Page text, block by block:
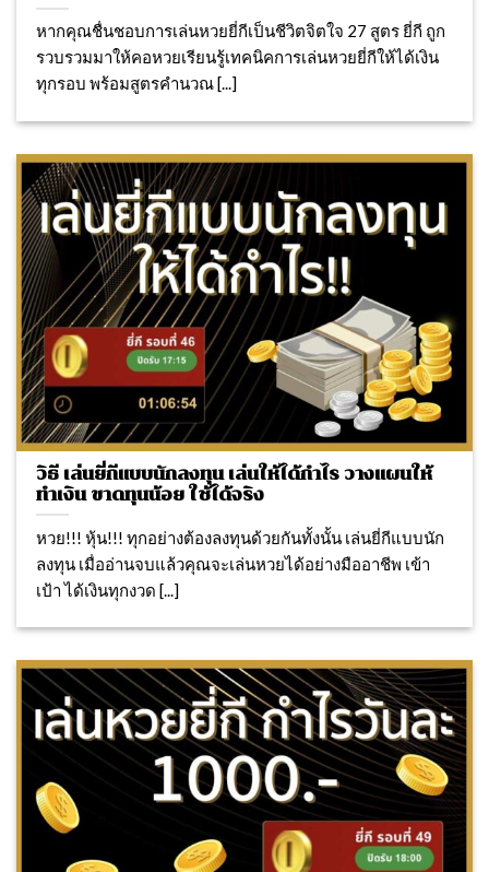
หากคุณชื่นชอบการเล่นหวยยี่กีเป็นชีวิตจิตใจ 27 สูตร ยี่กี ถูก
รวบรวมมาให้คอหวยเรียนรู้เทคนิคการเล่นหวยยี่กีให้ได้เงิน
ทุกรอบ พร้อมสูตรคำนวณ [...]
วิธี เล่นยี่กีแบบนักลงทุน เล่นให้ได้กำไร วางแผนให้
ทำเงิน ขาดทุนน้อย ใช้ได้จริง
หวย!!! หุ้น!!! ทุกอย่างต้องลงทุนด้วยกันทั้งนั้น เล่นยี่กีแบบนัก
ลงทุน เมื่ออ่านจบแล้วคุณจะเล่นหวยได้อย่างมืออาชีพ เข้า
เป้า ได้เงินทุกงวด [...]